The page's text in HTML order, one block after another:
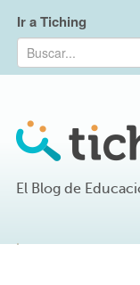
Ir a Tiching
El Blog de